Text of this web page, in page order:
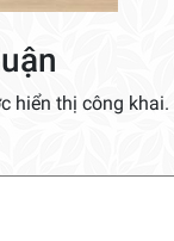
hiển thị công khai.